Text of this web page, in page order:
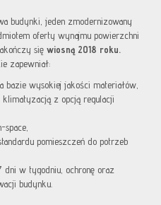
budynki, jeden zmodernizowany
oferty wynajmu powierzchni
się wiosną 2018 roku.
zapewniał:
bazie wysokiej jakości materiałów,
z opcją regulacji
space,
pomieszczeń do potrzeb
dni w tygodniu, ochronę oraz
budynku.